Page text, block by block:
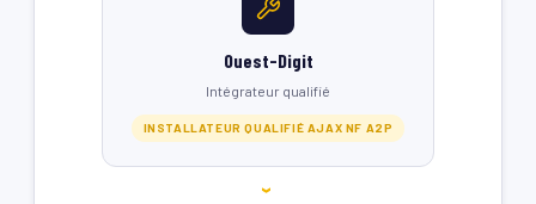
Ouest-Digit
Intégrateur qualifié
INSTALLATEUR QUALIFIÉ AJAX NF A2P
›